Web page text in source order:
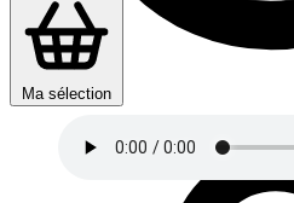
Ma sélection
Durée : 9 min